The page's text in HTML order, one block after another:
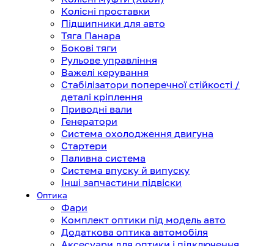
Колісні проставки
Підшипники для авто
Тяга Панара
Бокові тяги
Рульове управління
Важелі керування
Стабілізатори поперечної стійкості /
деталі кріплення
Приводні вали
Генератори
Система охолодження двигуна
Стартери
Паливна система
Система впуску й випуску
Інші запчастини підвіски
Оптика
Фари
Комплект оптики під модель авто
Додаткова оптика автомобіля